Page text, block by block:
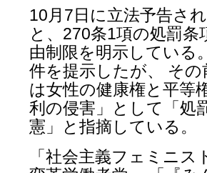
10月7日に立法予告さ
と、270条1項の処罰
由制限を明示している
件を提示したが、 そ
は女性の健康権と平等
利の侵害」として「処
憲」と指摘している。
「社会主義フェミニ